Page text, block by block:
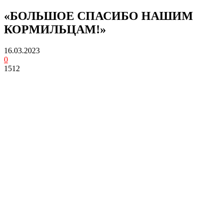
«БОЛЬШОЕ СПАСИБО НАШИМ
КОРМИЛЬЦАМ!»
16.03.2023
0
1512